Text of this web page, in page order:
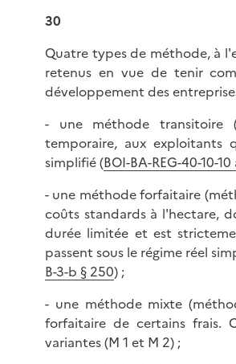
30
Quatre types de méthode, à
retenus en vue de tenir
développement des
- une méthode transitoire
temporaire, aux exploitants
simplifié (BOI-BA-REG-40-10-
- une méthode forfaitaire
coûts standards à l'hectare,
durée limitée et est
passent sous le régime réel
B-3-b § 250) ;
- une méthode mixte
forfaitaire de certains frais.
variantes (M 1 et M 2) ;